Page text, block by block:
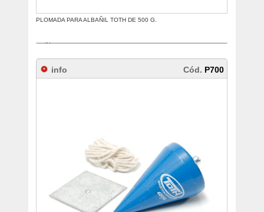
PLOMADA PARA ALBAÑIL TOTH DE 500 G.
info Cód. P700